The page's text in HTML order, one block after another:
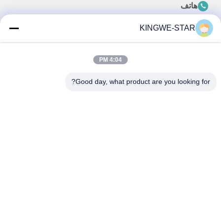
هاتف
KINGWE-STAR
4:04 PM
Good day, what product are you looking for?